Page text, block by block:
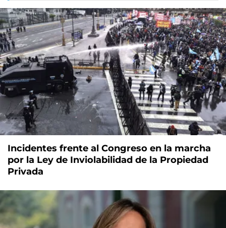
Incidentes frente al Congreso en la marcha
por la Ley de Inviolabilidad de la Propiedad
Privada